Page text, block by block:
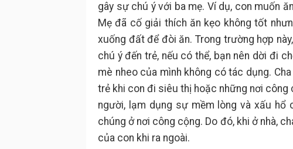
gây sự chú ý với ba mẹ. Ví dụ, con muốn
Mẹ đã cố giải thích ăn kẹo không tốt
xuống đất để đòi ăn. Trong trường hợp
chú ý đến trẻ, nếu có thể, bạn nên dời đi
mè nheo của mình không có tác dụng.
trẻ khi con đi siêu thị hoặc những nơi
người, lạm dụng sự mềm lòng và xấu hổ
chúng ở nơi công cộng. Do đó, khi ở nhà,
của con khi ra ngoài.